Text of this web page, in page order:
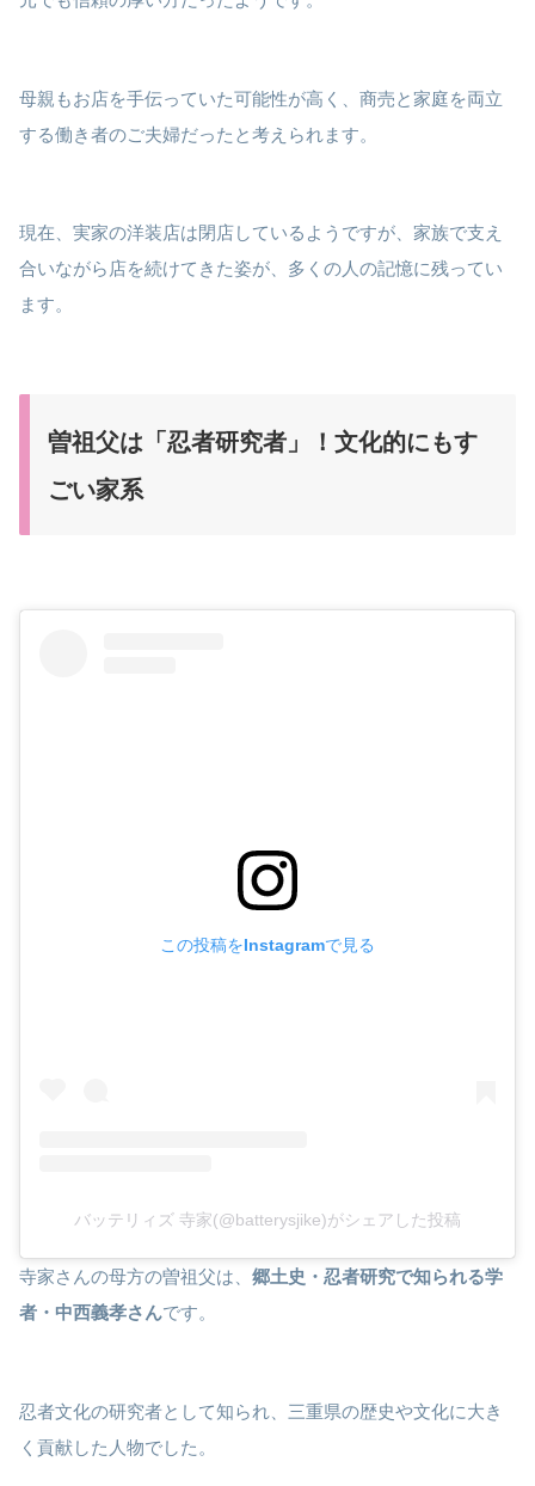
母親もお店を手伝っていた可能性が高く、商売と家庭を両立
する働き者のご夫婦だったと考えられます。
現在、実家の洋装店は閉店しているようですが、家族で支え
合いながら店を続けてきた姿が、多くの人の記憶に残ってい
ます。
曽祖父は「忍者研究者」！文化的にもす
ごい家系
この投稿をInstagramで見る
バッテリィズ 寺家(@batterysjike)がシェアした投稿
寺家さんの母方の曽祖父は、 郷土史・忍者研究で知られる学
者・中西義孝さんです。
忍者文化の研究者として知られ、三重県の歴史や文化に大き
く貢献した人物でした。